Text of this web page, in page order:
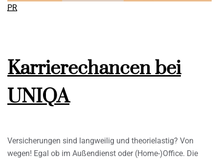
PR
Karrierechancen bei
UNIQA
Versicherungen sind langweilig und theorielastig? Von
wegen! Egal ob im Außendienst oder (Home-)Office. Die